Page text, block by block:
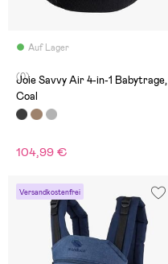
Auf Lager
(0)
Joie Savvy Air 4-in-1 Babytrage,
Coal
104,99 €
Versandkostenfrei